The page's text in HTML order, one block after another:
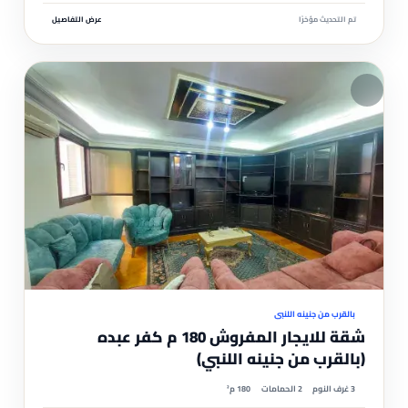
تم التحديث مؤخرًا عرض التفاصيل
بالقرب من جنينه اللنبي
شقة للايجار المفروش 180 م كفر عبده
(بالقرب من جنينه اللنبي)
3 غرف النوم 2 الحمامات 180 م²